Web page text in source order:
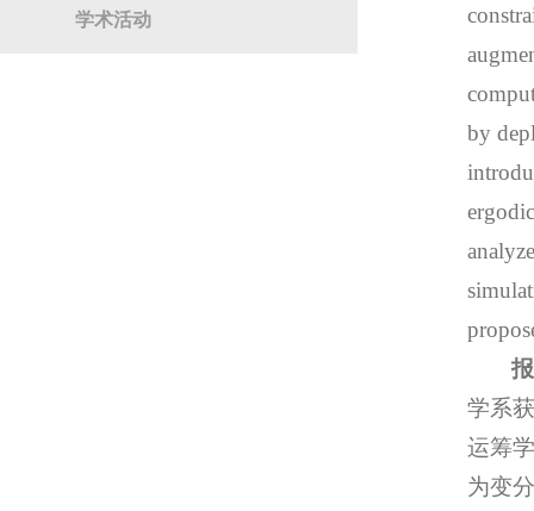
学术活动
by
学系
运筹
为变